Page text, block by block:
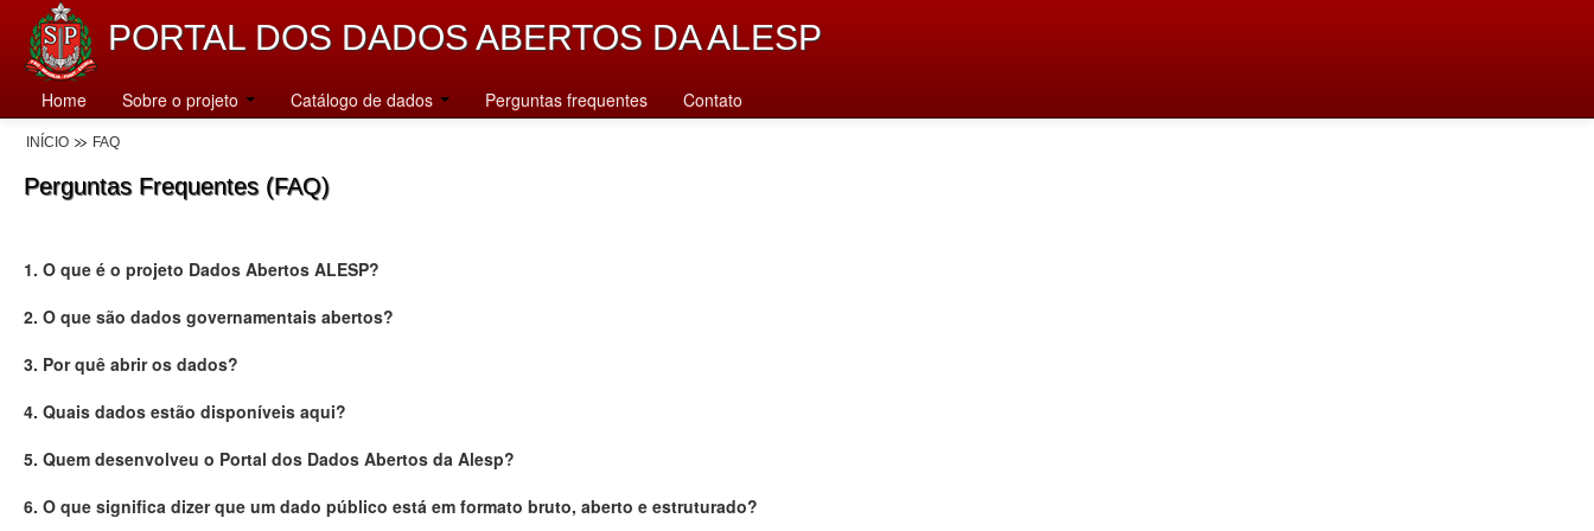
PORTAL DOS DADOS ABERTOS DA ALESP
Home Sobre o projeto Catálogo de dados Perguntas frequentes Contato
INÍCIO FAQ
Perguntas Frequentes (FAQ)
1. O que é o projeto Dados Abertos ALESP?
2. O que são dados governamentais abertos?
3. Por quê abrir os dados?
4. Quais dados estão disponíveis aqui?
5. Quem desenvolveu o Portal dos Dados Abertos da Alesp?
6. O que significa dizer que um dado público está em formato bruto, aberto e estruturado?